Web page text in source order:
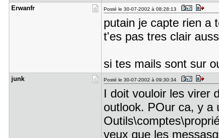
Erwanfr Posté le 30-07-2002 à 08:28:13
putain je capte rien a
t'es pas tres clair
si tes mails sont sur
junk Posté le 30-07-2002 à 09:30:34
I doit vouloir les virer
outlook. POur ca, y a
veux que les